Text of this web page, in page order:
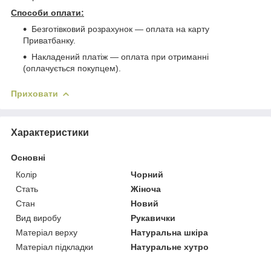
Способи оплати:
Безготівковий розрахунок ― оплата на карту
Приватбанку.
Накладений платіж ― оплата при отриманні
(оплачується покупцем).
Приховати
Характеристики
Основні
Колір
Чорний
Стать
Жіноча
Стан
Новий
Вид виробу
Рукавички
Матеріал верху
Натуральна шкіра
Матеріал підкладки
Натуральне хутро